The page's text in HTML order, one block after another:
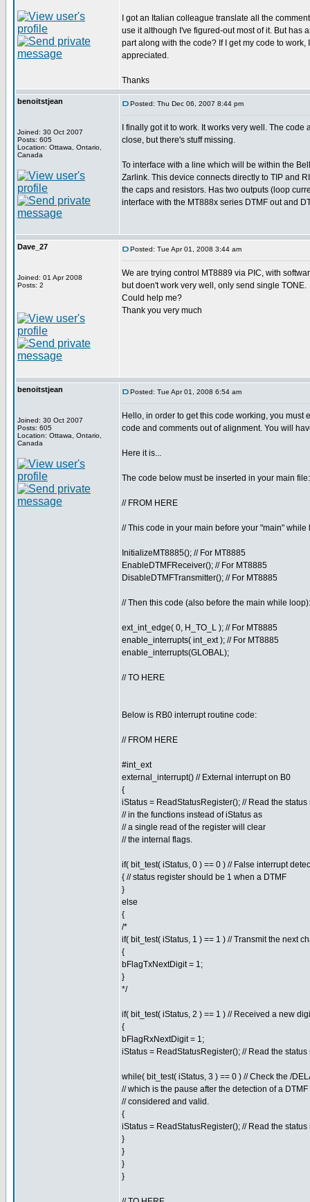
I got an Italian colleague translate all the
use it although I've figured-out most of it. But has
part along with the code? If I get my code to
appreciated.
Thanks
benoitstjean
Joined: 30 Oct 2007
Posts: 605
Location: Ottawa, Ontario,
Canada
Posted: Thu Dec 06, 2007 8:44 pm
I finally got it to work. It works very well. The
close, but there's stuff missing.
To interface with a line which will be within the
Zarlink. This device connects directly to TIP and
the caps and resistors. Has two outputs (loop
interface with the MT888x series DTMF out and
Dave_27
Joined: 01 Apr 2008
Posts: 2
Posted: Tue Apr 01, 2008 3:44 am
We are trying control MT8889 via PIC, with
but doen't work very well, only send single TONE.
Could help me?
Thank you very much
benoitstjean
Joined: 30 Oct 2007
Posts: 605
Location: Ottawa, Ontario,
Canada
Posted: Tue Apr 01, 2008 6:54 am
Hello, in order to get this code working, you must
code and comments out of alignment. You will
Here it is...
The code below must be inserted in your main file:
// FROM HERE
// This code in your main before your "main" while
InitializeMT8885(); // For MT8885
EnableDTMFReceiver(); // For MT8885
DisableDTMFTransmitter(); // For MT8885
// Then this code (also before the main while loop):
ext_int_edge( 0, H_TO_L ); // For MT8885
enable_interrupts( int_ext ); // For MT8885
enable_interrupts(GLOBAL);
// TO HERE
Below is RB0 interrupt routine code:
// FROM HERE
#int_ext
external_interrupt() // External interrupt on B0
{
iStatus = ReadStatusRegister(); // Read the
// in the functions instead of iStatus as
// a single read of the register will clear
// the internal flags.
if( bit_test( iStatus, 0 ) == 0 ) // False interrupt
{ // status register should be 1 when a DTMF
}
else
{
/*
if( bit_test( iStatus, 1 ) == 1 ) // Transmit the next
{
bFlagTxNextDigit = 1;
}
*/
if( bit_test( iStatus, 2 ) == 1 ) // Received a new
{
bFlagRxNextDigit = 1;
iStatus = ReadStatusRegister(); // Read the status
while( bit_test( iStatus, 3 ) == 0 ) // Check the /
// which is the pause after the detection of a
// considered and valid.
{
iStatus = ReadStatusRegister(); // Read the status
}
}
}
}